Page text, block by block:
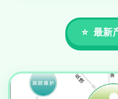
最新